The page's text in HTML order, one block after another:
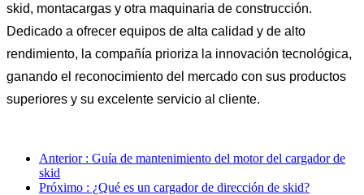
skid, montacargas y otra maquinaria de construcción.
Dedicado a ofrecer equipos de alta calidad y de alto
rendimiento, la compañía prioriza la innovación tecnológica,
ganando el reconocimiento del mercado con sus productos
superiores y su excelente servicio al cliente.
Anterior : Guía de mantenimiento del motor del cargador de
skid
Próximo : ¿Qué es un cargador de dirección de skid?